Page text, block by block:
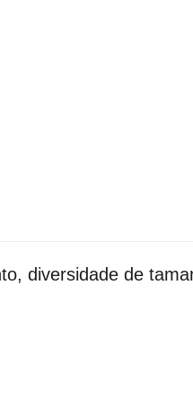
diversidade de